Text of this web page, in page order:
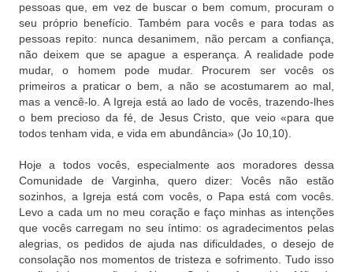
pessoas que, em vez de buscar o bem comum, procuram o
seu próprio benefício. Também para vocês e para todas as
pessoas repito: nunca desanimem, não percam a confiança,
não deixem que se apague a esperança. A realidade pode
mudar, o homem pode mudar. Procurem ser vocês os
primeiros a praticar o bem, a não se acostumarem ao mal,
mas a vencê-lo. A Igreja está ao lado de vocês, trazendo-lhes
o bem precioso da fé, de Jesus Cristo, que veio «para que
todos tenham vida, e vida em abundância» (Jo 10,10).
Hoje a todos vocês, especialmente aos moradores dessa
Comunidade de Varginha, quero dizer: Vocês não estão
sozinhos, a Igreja está com vocês, o Papa está com vocês.
Levo a cada um no meu coração e faço minhas as intenções
que vocês carregam no seu íntimo: os agradecimentos pelas
alegrias, os pedidos de ajuda nas dificuldades, o desejo de
consolação nos momentos de tristeza e sofrimento. Tudo isso